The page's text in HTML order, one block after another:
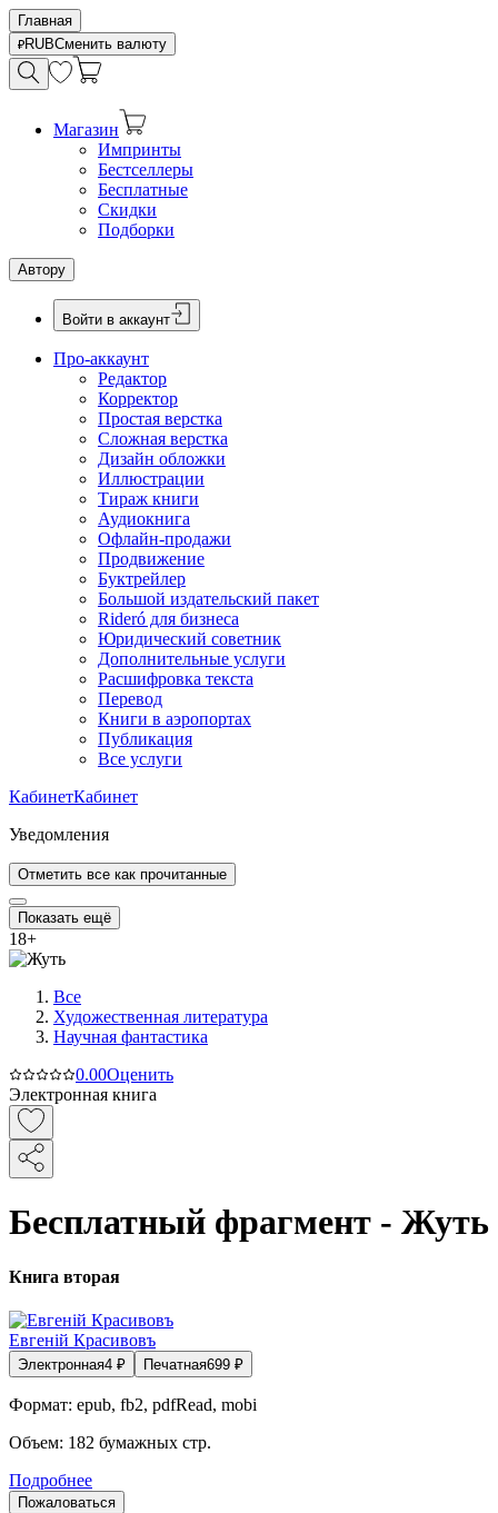
Главная
RUBСменить валюту
Магазин
Импринты
Бестселлеры
Бесплатные
Скидки
Подборки
Автору
Войти в аккаунт
Про-аккаунт
Редактор
Корректор
Простая верстка
Сложная верстка
Дизайн обложки
Иллюстрации
Тираж книги
Аудиокнига
Офлайн-продажи
Продвижение
Буктрейлер
Большой издательский пакет
Rideró для бизнеса
Юридический советник
Дополнительные услуги
Расшифровка текста
Перевод
Книги в аэропортах
Публикация
Все услуги
КабинетКабинет
Уведомления
Отметить все как прочитанные
Показать ещё
18+
Все
Художественная литература
Научная фантастика
0.00Оценить
Электронная книга
Бесплатный фрагмент - Жуть
Книга вторая
Евгенiй Красивовъ
Электронная4 ₽ Печатная699 ₽
Формат: epub, fb2, pdfRead, mobi
Объем: 182 бумажных стр.
Подробнее
Пожаловаться